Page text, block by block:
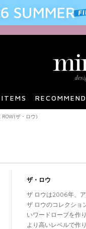
ITEMS RECOMMEND
ROW(ザ・ロウ)
ザ・ロウ
ザ ロウは2006年、
ザ ロウのコレクショ
いワードローブを作
より高いレベルで作